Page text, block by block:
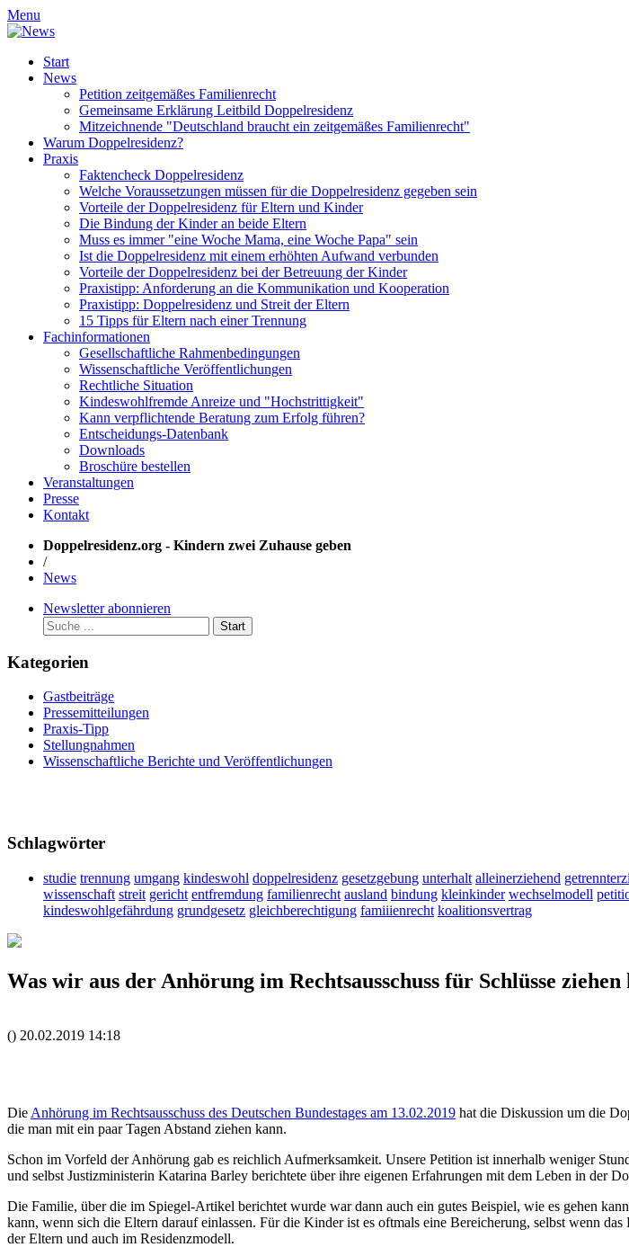
Menu
Start
News
Petition zeitgemäßes Familienrecht
Gemeinsame Erklärung Leitbild Doppelresidenz
Mitzeichnende "Deutschland braucht ein zeitgemäßes Familienrecht"
Warum Doppelresidenz?
Praxis
Faktencheck Doppelresidenz
Welche Voraussetzungen müssen für die Doppelresidenz gegeben sein
Vorteile der Doppelresidenz für Eltern und Kinder
Die Bindung der Kinder an beide Eltern
Muss es immer "eine Woche Mama, eine Woche Papa" sein
Ist die Doppelresidenz mit einem erhöhten Aufwand verbunden
Vorteile der Doppelresidenz bei der Betreuung der Kinder
Praxistipp: Anforderung an die Kommunikation und Kooperation
Praxistipp: Doppelresidenz und Streit der Eltern
15 Tipps für Eltern nach einer Trennung
Fachinformationen
Gesellschaftliche Rahmenbedingungen
Wissenschaftliche Veröffentlichungen
Rechtliche Situation
Kindeswohlfremde Anreize und "Hochstrittigkeit"
Kann verpflichtende Beratung zum Erfolg führen?
Entscheidungs-Datenbank
Downloads
Broschüre bestellen
Veranstaltungen
Presse
Kontakt
Doppelresidenz.org - Kindern zwei Zuhause geben
/
News
Newsletter abonnieren
Start
Kategorien
Gastbeiträge
Pressemitteilungen
Praxis-Tipp
Stellungnahmen
Wissenschaftliche Berichte und Veröffentlichungen
Schlagwörter
studie trennung umgang kindeswohl doppelresidenz gesetzgebung unterhalt alleinerziehend
wissenschaft streit gericht entfremdung familienrecht ausland bindung kleinkinder wechselmodell
kindeswohlgefährdung grundgesetz gleichberechtigung famiiienrecht koalitionsvertrag
Was wir aus der Anhörung im Rechtsausschuss für Schlüsse ziehen
() 20.02.2019 14:18
Die Anhörung im Rechtsausschuss des Deutschen Bundestages am 13.02.2019 hat die Diskussion um die
die man mit ein paar Tagen Abstand ziehen kann.
Schon im Vorfeld der Anhörung gab es reichlich Aufmerksamkeit. Unsere Petition ist innerhalb weniger
und selbst Justizministerin Katarina Barley berichtete über ihre eigenen Erfahrungen mit dem Leben in der
Die Familie, über die im Spiegel-Artikel berichtet wurde war dann auch ein gutes Beispiel, wie es gehen
kann, wenn sich die Eltern darauf einlassen. Für die Kinder ist es oftmals eine Bereicherung, selbst wenn
der Eltern und auch im Residenzmodell.